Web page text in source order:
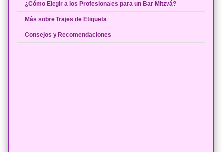
¿Cómo Elegir a los Profesionales para un Bar Mitzvá?
Más sobre Trajes de Etiqueta
Consejos y Recomendaciones